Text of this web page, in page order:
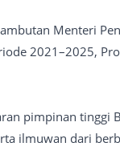
Menteri
2021–2025,
pimpinan tinggi
ilmuwan dari